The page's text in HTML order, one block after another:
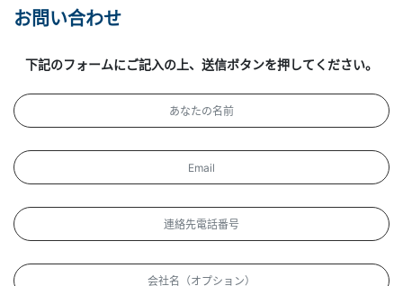
お問い合わせ
下記のフォームにご記入の上、送信ボタンを押してください。